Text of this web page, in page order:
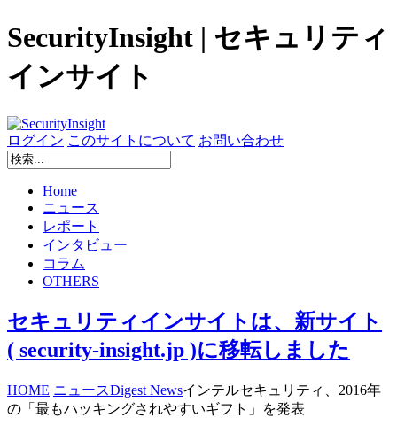
SecurityInsight | セキュリティ
インサイト
ログイン このサイトについて お問い合わせ
Home
ニュース
レポート
インタビュー
コラム
OTHERS
セキュリティインサイトは、新サイト
( security-insight.jp )に移転しました
HOME ニュースDigest Newsインテルセキュリティ、2016年
の「最もハッキングされやすいギフト」を発表